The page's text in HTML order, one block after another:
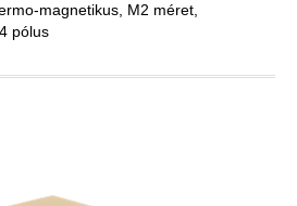
magnetikus, M2 méret,
pólus